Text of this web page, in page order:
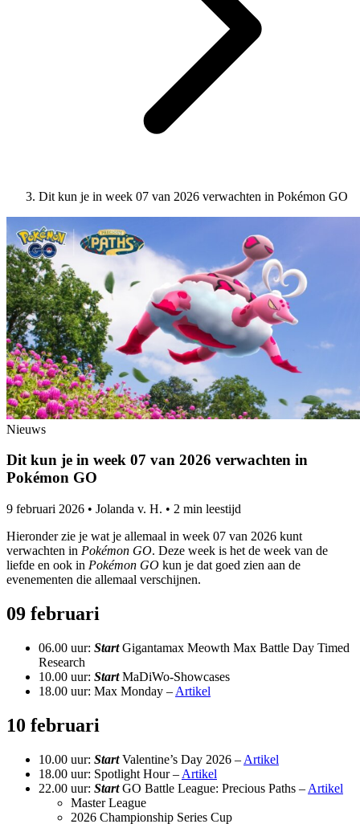
Dit kun je in week 07 van 2026 verwachten in Pokémon GO
Nieuws
Dit kun je in week 07 van 2026 verwachten in
Pokémon GO
9 februari 2026 • Jolanda v. H. • 2 min leestijd
Hieronder zie je wat je allemaal in week 07 van 2026 kunt
verwachten in Pokémon GO. Deze week is het de week van de
liefde en ook in Pokémon GO kun je dat goed zien aan de
evenementen die allemaal verschijnen.
09 februari
06.00 uur: StartGigantamax Meowth Max Battle Day Timed
Research
10.00 uur: StartMaDiWo-Showcases
18.00 uur: Max Monday – Artikel
10 februari
10.00 uur: StartValentine’s Day 2026 – Artikel
18.00 uur: Spotlight Hour – Artikel
22.00 uur: Start GO Battle League: Precious Paths – Artikel
Master League
2026 Championship Series Cup